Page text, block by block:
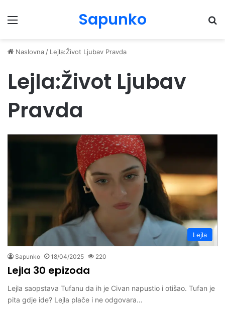
Menu Sapunko
Naslovna / Lejla:Život Ljubav Pravda
Lejla:Život Ljubav
Pravda
Lejla
Sapunko 18/04/2025 220
Lejla 30 epizoda
Lejla saopstava Tufanu da ih je Civan napustio i otišao. Tufan je
pita gdje ide? Lejla plače i ne odgovara…